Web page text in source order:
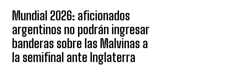
Mundial 2026: aficionados
argentinos no podrán ingresar
banderas sobre las Malvinas a
la semifinal ante Inglaterra